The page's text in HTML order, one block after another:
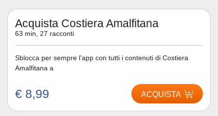
Acquista Costiera Amalfitana
63 min, 27 racconti
Sblocca per sempre l'app con tutti i contenuti di Costiera
Amalfitana a
€ 8,99 ACQUISTA